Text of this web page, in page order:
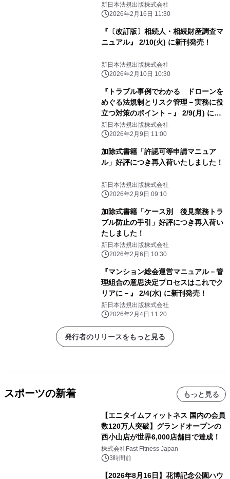
新日本法規出版株式会社
2026年2月16日 11:30
『〔改訂版〕相続人・相続財産調査マ
ニュアル』 2/10(火) に新刊発売！
新日本法規出版株式会社
2026年2月10日 10:30
『トラブル事例でわかる ドローンを
めぐる法規制とリスク管理－実務に役
立つ対策のポイント－』 2/9(月) に新
刊発売！
新日本法規出版株式会社
2026年2月9日 11:00
加除式書籍「許認可等申請マニュア
ル」好評につき再入荷いたしました！
新日本法規出版株式会社
2026年2月9日 09:10
加除式書籍「ケース別 後見業務トラ
ブル防止の手引」好評につき再入荷い
たしました！
新日本法規出版株式会社
2026年2月6日 10:30
『マンション総会運営マニュアル－管
理組合の意思決定プロセスはこれでク
リアに－』 2/4(水) に新刊発売！
新日本法規出版株式会社
2026年2月4日 11:20
発行者のリリースをもっと見る
スポーツの新着 もっと見る
【エニタイムフィットネス 国内の会員
数120万人突破】グランドオープンの
西小山店が世界6,000店舗目で達成！
株式会社Fast Fitness Japan
3時間前
【2026年8月16日】花博記念公園ハウ